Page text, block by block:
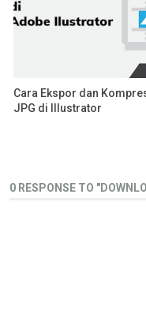
Cara Ekspor dan
JPG di Illustrator
0 RESPONSE TO